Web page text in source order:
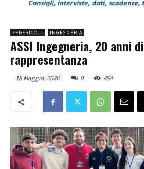
FEDERICO II INGEGNERIA
ASSI Ingegneria, 20 anni di
rappresentanza
18 Maggio, 2026 0 494